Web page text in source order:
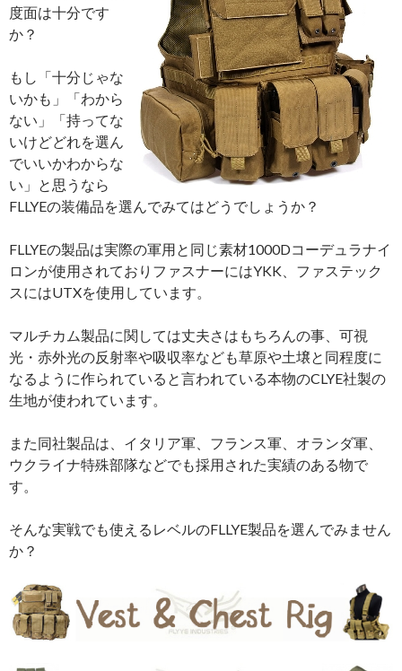
度面は十分です
か？
もし「十分じゃな
いかも」「わから
ない」「持ってな
いけどどれを選ん
でいいかわからな
い」と思うなら
FLLYEの装備品を選んでみてはどうでしょうか？
FLLYEの製品は実際の軍用と同じ素材1000Dコーデュラナイ
ロンが使用されておりファスナーにはYKK、ファステック
スにはUTXを使用しています。
マルチカム製品に関しては丈夫さはもちろんの事、可視
光・赤外光の反射率や吸収率なども草原や土壌と同程度に
なるように作られていると言われている本物のCLYE社製の
生地が使われています。
また同社製品は、イタリア軍、フランス軍、オランダ軍、
ウクライナ特殊部隊などでも採用された実績のある物で
す。
そんな実戦でも使えるレベルのFLLYE製品を選んでみません
か？